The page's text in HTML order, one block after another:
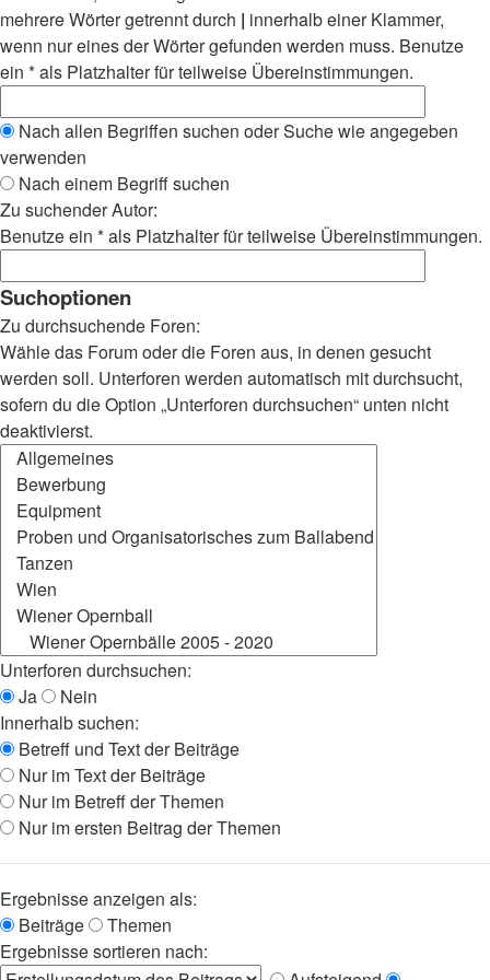
mehrere Wörter getrennt durch | innerhalb einer Klammer,
wenn nur eines der Wörter gefunden werden muss. Benutze
ein * als Platzhalter für teilweise Übereinstimmungen.
Nach allen Begriffen suchen oder Suche wie angegeben
verwenden
Nach einem Begriff suchen
Zu suchender Autor:
Benutze ein * als Platzhalter für teilweise Übereinstimmungen.
Suchoptionen
Zu durchsuchende Foren:
Wähle das Forum oder die Foren aus, in denen gesucht
werden soll. Unterforen werden automatisch mit durchsucht,
sofern du die Option „Unterforen durchsuchen“ unten nicht
deaktivierst.
Unterforen durchsuchen:
Ja
Nein
Innerhalb suchen:
Betreff und Text der Beiträge
Nur im Text der Beiträge
Nur im Betreff der Themen
Nur im ersten Beitrag der Themen
Ergebnisse anzeigen als:
Beiträge
Themen
Ergebnisse sortieren nach: